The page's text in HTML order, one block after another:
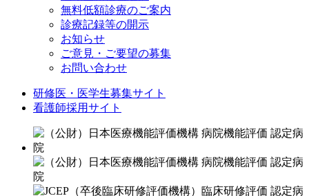
無料低額診療のご案内
診療記録等の開示
お知らせ
ご意見・ご要望の募集
お問い合わせ
研修医・医学生募集サイト
看護師採用サイト